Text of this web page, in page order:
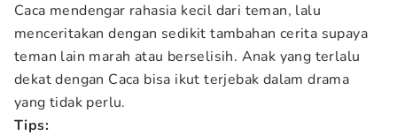
Caca mendengar rahasia kecil dari teman, lalu
menceritakan dengan sedikit tambahan cerita supaya
teman lain marah atau berselisih. Anak yang terlalu
dekat dengan Caca bisa ikut terjebak dalam drama
yang tidak perlu.
Tips: